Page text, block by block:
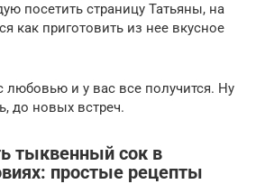
посетить страницу Татьяны, на
как приготовить из нее вкусное
любовью и у вас все получится. Ну
до новых встреч.
тыквенный сок в
простые рецепты